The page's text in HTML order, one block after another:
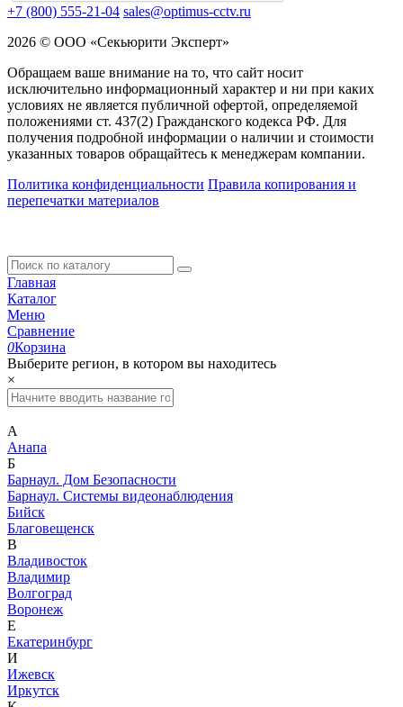
+7 (800) 555-21-04 sales@optimus-cctv.ru
2026 © ООО «Секьюрити Эксперт»
Обращаем ваше внимание на то, что сайт носит
исключительно информационный характер и ни при каких
условиях не является публичной офертой, определяемой
положениями ст. 437(2) Гражданского кодекса РФ. Для
получения подробной информации о наличии и стоимости
указанных товаров обращайтесь к менеджерам компании.
Политика конфиденциальности Правила копирования и
перепечатки материалов
Главная
Каталог
Меню
Сравнение
0Корзина
Выберите регион, в котором вы находитесь
×
А
Анапа
Б
Барнаул. Дом Безопасности
Барнаул. Системы видеонаблюдения
Бийск
Благовещенск
В
Владивосток
Владимир
Волгоград
Воронеж
Е
Екатеринбург
И
Ижевск
Иркутск